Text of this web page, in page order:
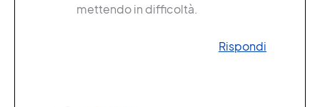
mettendo in difficoltà.
Rispondi